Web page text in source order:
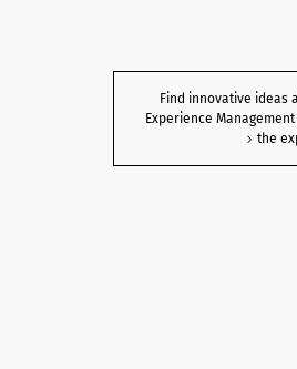
Find innovative ideas
Experience
the